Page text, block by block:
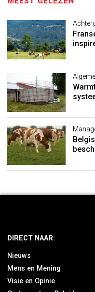
DIRECT NAAR:
Nieuws
Mens en Mening
Visie en Opinie